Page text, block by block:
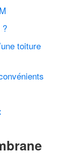
?
toiture